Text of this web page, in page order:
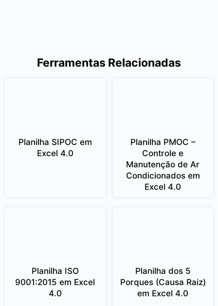
Ferramentas Relacionadas
Planilha SIPOC em
Excel 4.0
Planilha PMOC –
Controle e
Manutenção de Ar
Condicionados em
Excel 4.0
Planilha ISO
9001:2015 em Excel
4.0
Planilha dos 5
Porques (Causa Raiz)
em Excel 4.0